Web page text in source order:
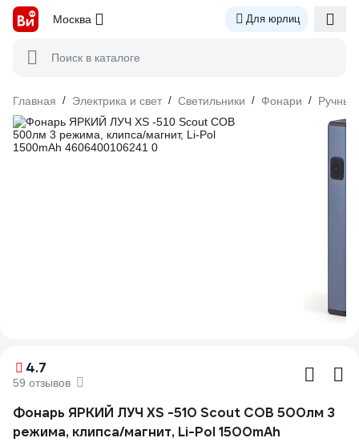
Москва Для юрлиц
Поиск в каталоге
Главная / Электрика и свет / Светильники / Фонари / Ручные
4.7
59 отзывов
Фонарь ЯРКИЙ ЛУЧ XS -510 Scout COB 500лм 3
режима, клипса/магнит, Li-Pol 1500mAh